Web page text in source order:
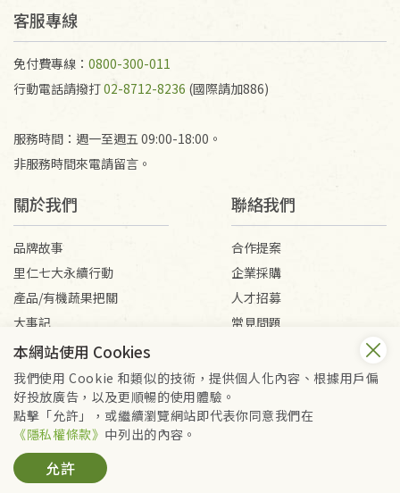
客服專線
免付費專線： 0800-300-011
行動電話請撥打02-8712-8236 (國際請加886)
服務時間：週一至週五 09:00-18:00。
非服務時間來電請留言。
關於我們
品牌故事
里仁七大永續行動
產品/有機蔬果把關
大事記
媒體報導
聯絡我們
合作提案
企業採購
人才招募
常見問題
會員服務條款
隱私權政策
Copyright © 2026 里仁事業股份有限公司(統編：16301262) /
里仁網購股份有限公司(統編：25149752)
本網站使用 Cookies
我們使用 Cookie 和類似的技術，提供個人化內容、根據用戶偏
好投放廣告，以及更順暢的使用體驗。
點擊「允許」，或繼續瀏覽網站即代表你同意我們在
《隱私權條款》 中列出的內容。
允許